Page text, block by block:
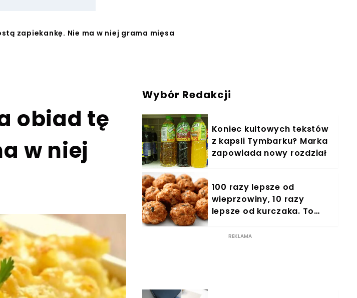
zapiekankę. Nie ma w niej grama mięsa
obiad tę
w niej
Wybór Redakcji
Koniec kultowych tekstów
z kapsli Tymbarku? Marka
zapowiada nowy rozdział
100 razy lepsze od
wieprzowiny, 10 razy
lepsze od kurczaka. To